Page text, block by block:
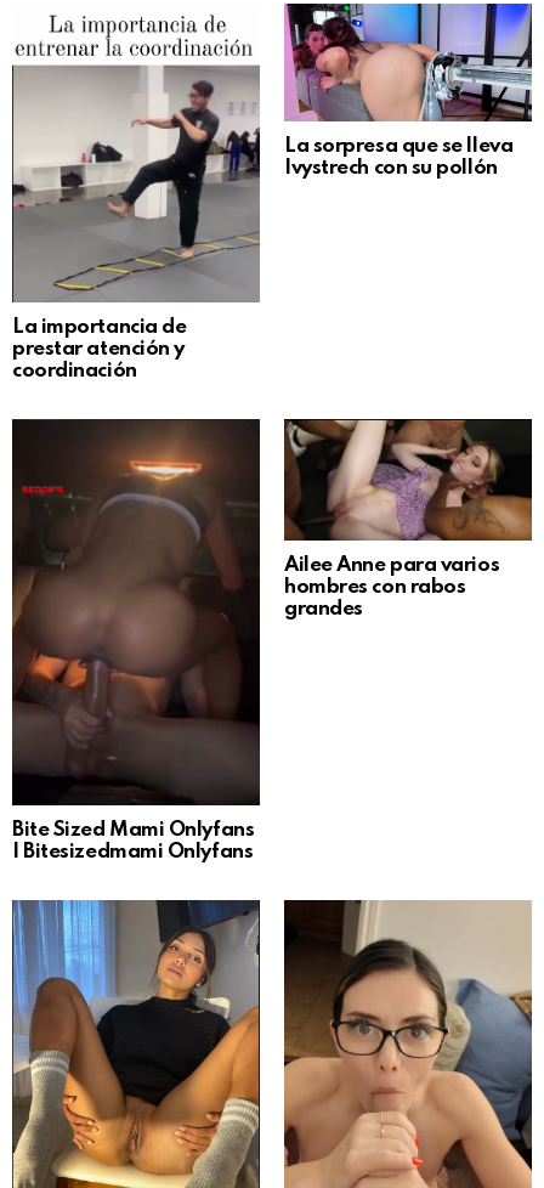
La importancia de
prestar atención y
coordinación
La sorpresa que se lleva
Ivystrech con su pollón
Bite Sized Mami Onlyfans
| Bitesizedmami Onlyfans
Ailee Anne para varios
hombres con rabos
grandes